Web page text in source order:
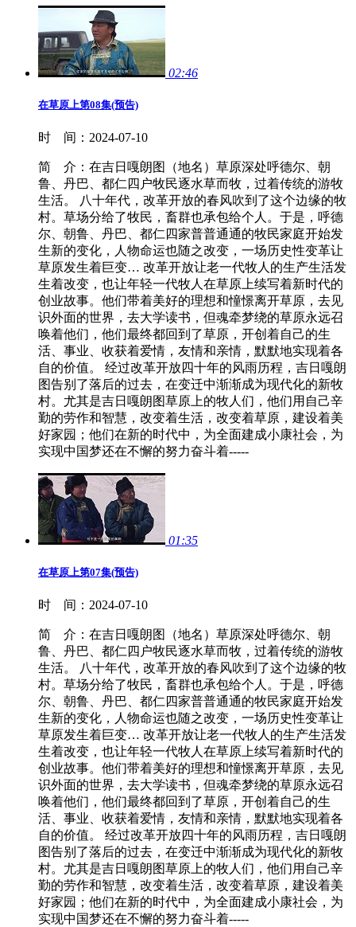
02:46
在草原上第08集(预告)
时 间： 2024-07-10
简 介： 在吉日嘎朗图（地名）草原深处呼德尔、朝
鲁、丹巴、都仁四户牧民逐水草而牧，过着传统的游牧
生活。 八十年代，改革开放的春风吹到了这个边缘的牧
村。草场分给了牧民，畜群也承包给个人。于是，呼德
尔、朝鲁、丹巴、都仁四家普普通通的牧民家庭开始发
生新的变化，人物命运也随之改变，一场历史性变革让
草原发生着巨变… 改革开放让老一代牧人的生产生活发
生着改变，也让年轻一代牧人在草原上续写着新时代的
创业故事。他们带着美好的理想和憧憬离开草原，去见
识外面的世界，去大学读书，但魂牵梦绕的草原永远召
唤着他们，他们最终都回到了草原，开创着自己的生
活、事业、收获着爱情，友情和亲情，默默地实现着各
自的价值。 经过改革开放四十年的风雨历程，吉日嘎朗
图告别了落后的过去，在变迁中渐渐成为现代化的新牧
村。尤其是吉日嘎朗图草原上的牧人们，他们用自己辛
勤的劳作和智慧，改变着生活，改变着草原，建设着美
好家园；他们在新的时代中，为全面建成小康社会，为
实现中国梦还在不懈的努力奋斗着-----
01:35
在草原上第07集(预告)
时 间： 2024-07-10
简 介： 在吉日嘎朗图（地名）草原深处呼德尔、朝
鲁、丹巴、都仁四户牧民逐水草而牧，过着传统的游牧
生活。 八十年代，改革开放的春风吹到了这个边缘的牧
村。草场分给了牧民，畜群也承包给个人。于是，呼德
尔、朝鲁、丹巴、都仁四家普普通通的牧民家庭开始发
生新的变化，人物命运也随之改变，一场历史性变革让
草原发生着巨变… 改革开放让老一代牧人的生产生活发
生着改变，也让年轻一代牧人在草原上续写着新时代的
创业故事。他们带着美好的理想和憧憬离开草原，去见
识外面的世界，去大学读书，但魂牵梦绕的草原永远召
唤着他们，他们最终都回到了草原，开创着自己的生
活、事业、收获着爱情，友情和亲情，默默地实现着各
自的价值。 经过改革开放四十年的风雨历程，吉日嘎朗
图告别了落后的过去，在变迁中渐渐成为现代化的新牧
村。尤其是吉日嘎朗图草原上的牧人们，他们用自己辛
勤的劳作和智慧，改变着生活，改变着草原，建设着美
好家园；他们在新的时代中，为全面建成小康社会，为
实现中国梦还在不懈的努力奋斗着-----